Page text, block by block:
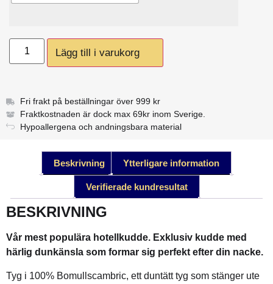
Lägg till i varukorg
Fri frakt på beställningar över 999 kr
Fraktkostnaden är dock max 69kr inom Sverige.
Hypoallergena och andningsbara material
Beskrivning Ytterligare information
Verifierade kundresultat
BESKRIVNING
Vår mest populära hotellkudde. Exklusiv kudde med
härlig dunkänsla som formar sig perfekt efter din nacke.
Tyg i 100% Bomullscambric, ett duntätt tyg som stänger ute